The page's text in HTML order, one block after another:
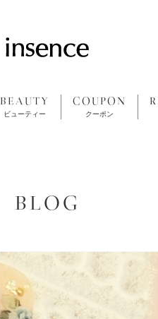
BEAUTY
ビューティー
COUPON
クーポン
BLOG